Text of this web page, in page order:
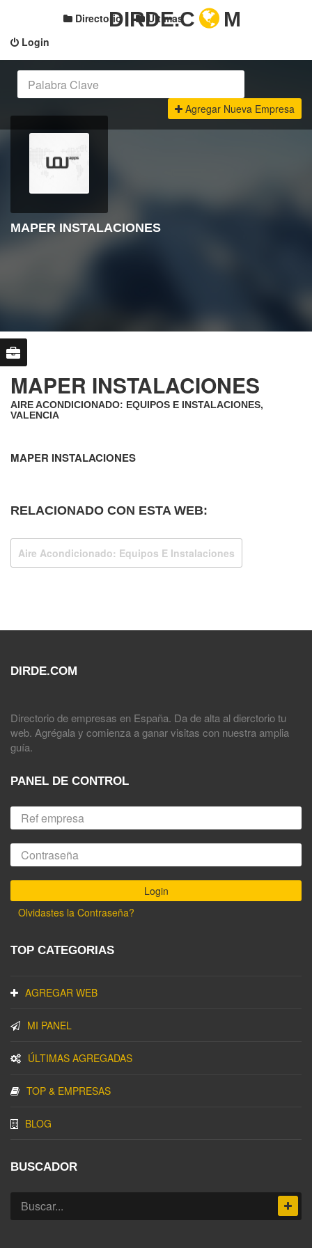
Login
Directorio Últimas
DIRDE.C M
Agregar Nueva Empresa
MAPER INSTALACIONES
MAPER INSTALACIONES
AIRE ACONDICIONADO: EQUIPOS E INSTALACIONES,
VALENCIA
MAPER INSTALACIONES
RELACIONADO CON ESTA WEB:
Aire Acondicionado: Equipos E Instalaciones
DIRDE.COM
Directorio de empresas en España. Da de alta al dierctorio tu
web. Agrégala y comienza a ganar visitas con nuestra amplia
guía.
PANEL DE CONTROL
Olvidastes la Contraseña?
TOP CATEGORIAS
AGREGAR WEB
MI PANEL
ÚLTIMAS AGREGADAS
TOP & EMPRESAS
BLOG
BUSCADOR